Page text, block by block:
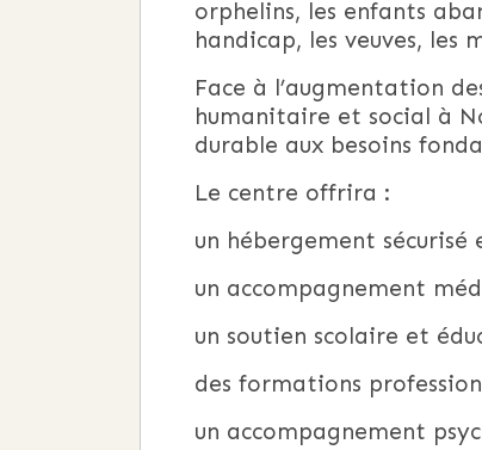
orphelins, les enfants
handicap, les veuves, les
Face à l’augmentation
humanitaire et social à
durable aux besoins
Le centre offrira :
un hébergement sécurisé
un accompagnement
un soutien scolaire et
des formations
un accompagnement